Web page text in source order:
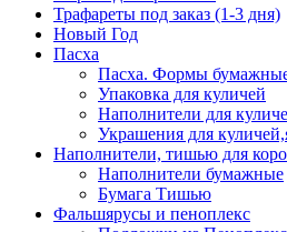
Трафареты под заказ (1-3 дня)
Новый Год
Пасха
Пасха. Формы
Упаковка для куличей
Наполнители для
Украшения для
Наполнители, тишью для
Наполнители бумажные
Бумага Тишью
Фальшярусы и пеноплекс